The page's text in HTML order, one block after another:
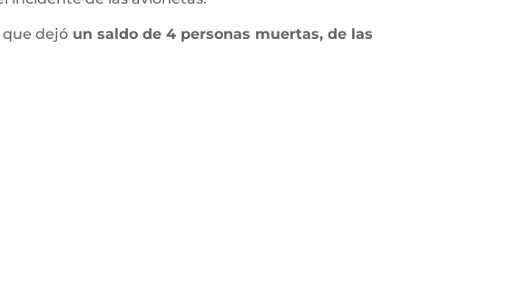
que dejó un saldo de 4 personas muertas, de las